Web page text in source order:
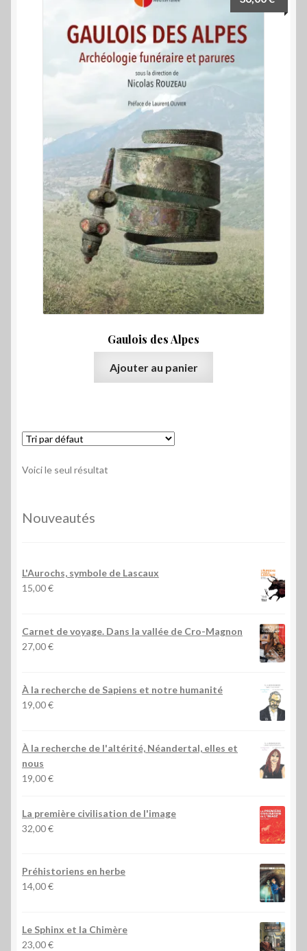
Gaulois des Alpes
Ajouter au panier
Voici le seul résultat
Nouveautés
L'Aurochs, symbole de Lascaux
15,00€
Carnet de voyage. Dans la vallée de Cro-Magnon
27,00€
À la recherche de Sapiens et notre humanité
19,00€
À la recherche de l'altérité, Néandertal, elles et
nous
19,00€
La première civilisation de l'image
32,00€
Préhistoriens en herbe
14,00€
Le Sphinx et la Chimère
23,00€